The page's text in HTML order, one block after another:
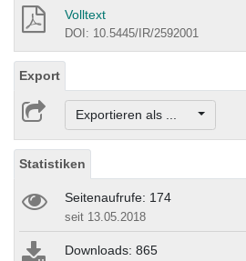
Volltext
DOI: 10.5445/IR/2592001
Export
Exportieren als ...
Statistiken
Seitenaufrufe: 174
seit 13.05.2018
Downloads: 865